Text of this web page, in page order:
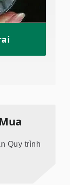
Quy trình